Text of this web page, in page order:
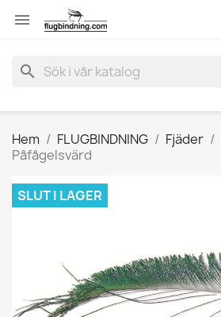

search
Hem FLUGBINDNING Fjäder
Påfågelsvärd
SLUT I LAGER